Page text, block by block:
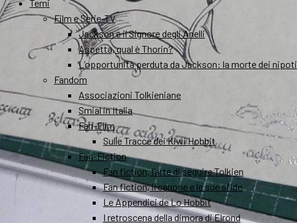
Temi
Film e Serie-TV
Jackson e il Signore degli Anelli
Aspetta, qual è Thorin?
L’opportunità perduta da Jackson: la morte dei nipoti
Fandom
Associazioni Tolkieniane
Smial in Italia
Fan-Film
Sulle Tracce dei Kiwi Hobbit
Fan-Fiction
Fan fiction, l’arte di seguire Tolkien
Fan fiction, il canone e le sue sfide
Le Appendici de Lo Hobbit
I retroscena della dimora di Elrond